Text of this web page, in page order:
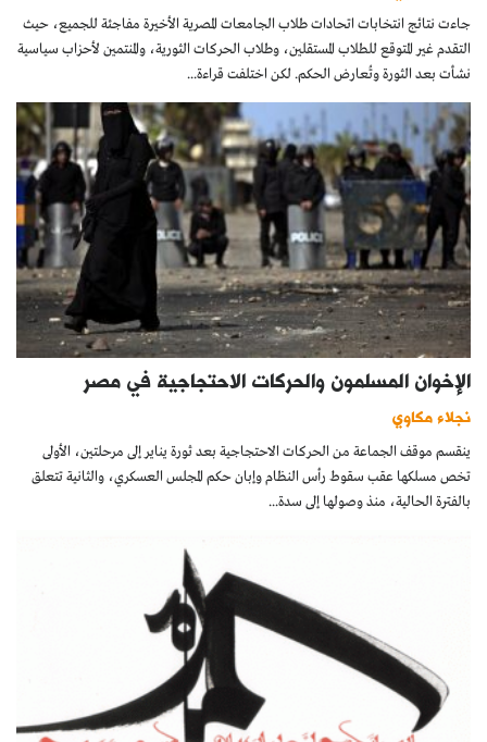
جاءت نتائج انتخابات اتحادات طلاب الجامعات المصرية الأخيرة مفاجئة للجميع، حيث
التقدم غير المتوقع للطلاب المستقلين، وطلاب الحركات الثورية، والمنتمين لأحزاب سياسية
نشأت بعد الثورة وتُعارض الحكم. لكن اختلفت قراءة...
الإخوان المسلمون والحركات الاحتجاجية في مصر
نجلاء مكاوي
ينقسم موقف الجماعة من الحركات الاحتجاجية بعد ثورة يناير إلى مرحلتين، الأولى
تخص مسلكها عقب سقوط رأس النظام وإبان حكم المجلس العسكري، والثانية تتعلق
بالفترة الحالية، منذ وصولها إلى سدة...